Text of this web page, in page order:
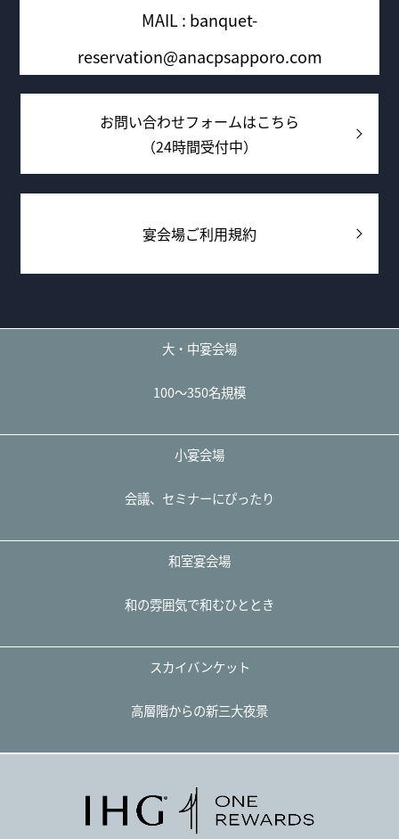
お問い合わせフォームはこちら
（24時間受付中）
MAIL : banquet-
reservation@anacpsapporo.com
宴会場ご利用規約
大・中宴会場
100～350名規模
小宴会場
会議、セミナーにぴったり
和室宴会場
和の雰囲気で和むひととき
スカイバンケット
高層階からの新三大夜景